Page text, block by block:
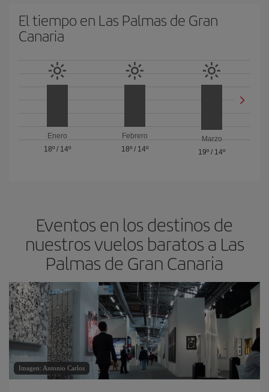
El tiempo en Las Palmas de Gran
Canaria
Enero
18º/ 14º
Febrero
18º/ 14º
Marzo
19º / 14º
Eventos en los destinos de
nuestros vuelos baratos a Las
Palmas de Gran Canaria
Imagen: Antonio Carlos